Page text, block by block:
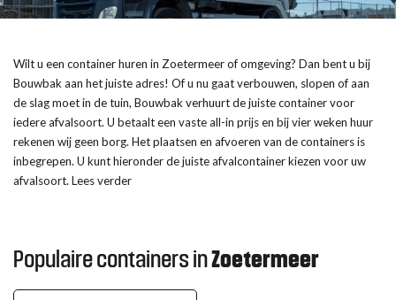
Wilt u een container huren in Zoetermeer of omgeving? Dan bent u bij
Bouwbak aan het juiste adres! Of u nu gaat verbouwen, slopen of aan
de slag moet in de tuin, Bouwbak verhuurt de juiste container voor
iedere afvalsoort. U betaalt een vaste all-in prijs en bij vier weken huur
rekenen wij geen borg. Het plaatsen en afvoeren van de containers is
inbegrepen. U kunt hieronder de juiste afvalcontainer kiezen voor uw
afvalsoort. Lees verder
Populaire containers inZoetermeer